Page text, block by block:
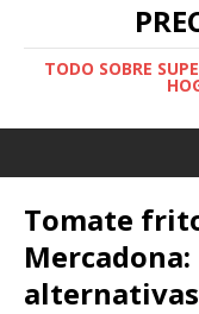
TODO SOBRE
Tomate
alternativas